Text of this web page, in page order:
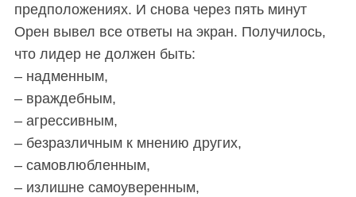
предположениях. И снова через пять минут
Орен вывел все ответы на экран. Получилось,
что лидер не должен быть:
– надменным,
– враждебным,
– агрессивным,
– безразличным к мнению других,
– самовлюбленным,
– излишне самоуверенным,